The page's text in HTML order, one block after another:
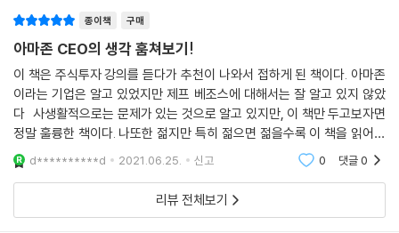
--- p.169
발명은 다양한 형태와 다양한 규모를 띱니다. 급진적이고 변혁적인 발명은
사람들에게 자신들의 창의력을 펼칠 힘, 꿈을 펼칠 힘을 선사하곤 합니다.
아마존 웹서비스, 풀필먼트 바이 아마존, KDP를 통해 진행되고 있는 일의
대부분이 그렇죠. 이 서비스들을 바탕으로 우리는 강력한 셀프 서비스 플
랫폼을 만들고 있습니다. 수천의 사람들로 하여금 그것이 없었더라면 실현
불가능하거나 비현실적이었을 일들을 대담하게 실험하고 이룰 수 있게 하
는 플랫폼이죠. 이런 혁신적인 대규모 플랫폼은 무언가를 얻는 사람이 있
으면 잃는 사람도 생기는 제로섬이 아니기에 개발자, 기업가, 고객, 작가,
“우리 회사의 핵심은 경쟁 집착이 아닌 고객 집착입니다. 고객중심적인 것
의 장점은 고객이 결코 만족을 모른다는 데 있죠. 고객은 언제나 더 많은 것
을 바라고, 그렇게 함으로써 우리를 다그칩니다.”
③ 파워포인트와 슬라이드 프레젠테이션을 피한다
“아마존에서는 파워포인트(혹은 기타 다른 슬라이드 중심의) 프레젠테이
션을 하지 않습니다. 대신 우리는 서사적 구조를 가진 여섯 페이지짜리 글
을 작성하죠. 그리고 매 회의 시작 때마다 조용히 그 글을 읽는 일종의 자습
시간을 갖습니다.”
④ 큰 결정에 초점을 맞춘다
“고위 임원은 어떤 일을 하고 보수를 받을까요? 임원은 질 높은 소수의 결
정을 하는 대가로 보수를 받습니다. 임원의 일은 매일 수천 가지를 결정하
종이책 구매
아마존 CEO의 생각 훔쳐보기!
이 책은 주식투자 강의를 듣다가 추천이 나와서 접하게 된 책이다. 아마존
이라는 기업은 알고 있었지만 제프 베조스에 대해서는 잘 알고 있지 않았
다 사생활적으로는 문제가 있는 것으로 알고 있지만, 이 책만 두고보자면
정말 훌륭한 책이다. 나또한 젊지만 특히 젊으면 젊을수록 이 책을 읽어보
는게 좋을 것이다 우선 책이 읽기가 굉장히 편하고 전달하고자 하는 바가
아주 적
d**********d 2021.06.25. 신고 0 댓글0
리뷰 전체보기